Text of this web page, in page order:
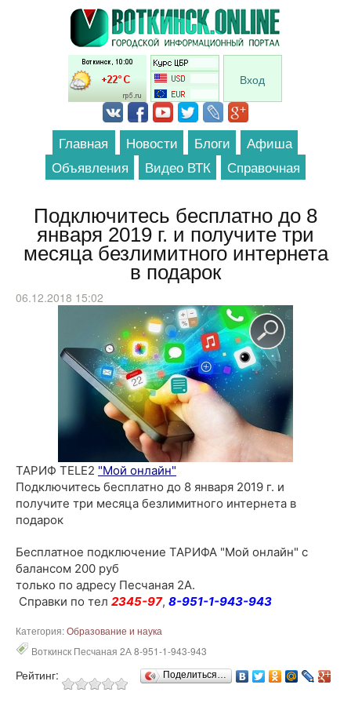
Перейти к основному содержанию
Вход
Главная Новости Блоги
Афиша
Объявления
Видео ВТК Справочная
Подключитесь бесплатно до 8
января 2019 г. и получите три
месяца безлимитного интернета
в подарок
06.12.2018 15:02
ТАРИФ TELE2 "Мой онлайн"
Подключитесь бесплатно до 8 января 2019 г. и
получите три месяца безлимитного интернета в
подарок
Бесплатное подключение ТАРИФА "Мой онлайн" с
балансом 200 руб
только по адресу Песчаная 2А.
Справки по тел 2345-97, 8-951-1-943-943
Категория:Образование и наука
Воткинск Песчаная 2А 8-951-1-943-943
Рейтинг: Поделиться…